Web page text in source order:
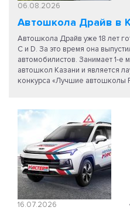
06.08.2026
Автошкола Драйв в
Автошкола Драйв уже 18 лет
C и D. За это время она
автомобилистов. Занимает 1-е
автошкол Казани и является
конкурса «Лучшие автошколы
16.07.2026